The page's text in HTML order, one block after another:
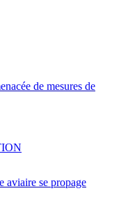
de mesures de
aviaire se propage